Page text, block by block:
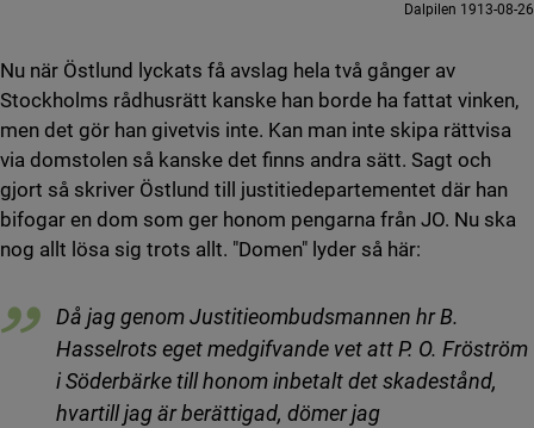
Dalpilen 1913-08-26
Nu när Östlund lyckats få avslag hela två gånger av
Stockholms rådhusrätt kanske han borde ha fattat vinken,
men det gör han givetvis inte. Kan man inte skipa rättvisa
via domstolen så kanske det finns andra sätt. Sagt och
gjort så skriver Östlund till justitiedepartementet där han
bifogar en dom som ger honom pengarna från JO. Nu ska
nog allt lösa sig trots allt. "Domen" lyder så här:
Då jag genom Justitieombudsmannen hr B.
Hasselrots eget medgifvande vet att P. O. Fröström
i Söderbärke till honom inbetalt det skadestånd,
hvartill jag är berättigad, dömer jag